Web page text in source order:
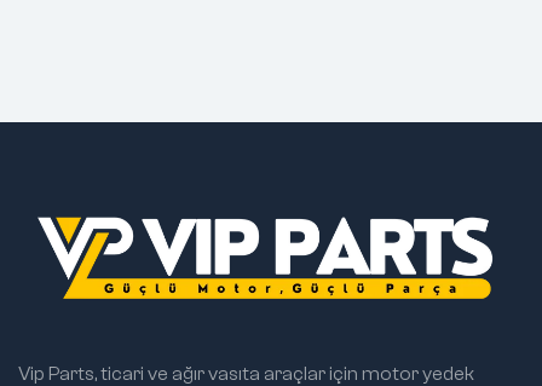
Vip Parts, ticari ve ağır vasıta araçlar için motor yedek